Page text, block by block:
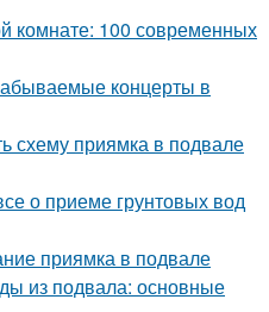
комнате: 100 современных
концерты в
схему приямка в подвале
о приеме грунтовых вод
приямка в подвале
из подвала: основные